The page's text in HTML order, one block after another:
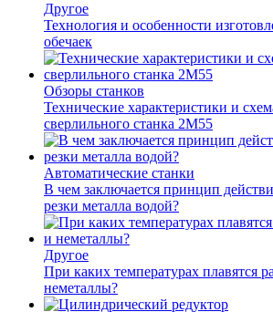
Другое
Технология и особенности
обечаек
Обзоры станков
Технические характеристики и
сверлильного станка 2М55
Автоматические станки
В чем заключается принцип
резки металла водой?
Другое
При каких температурах плавятся
неметаллы?